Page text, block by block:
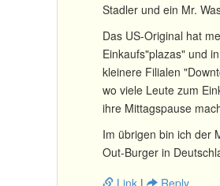
Stadler und ein Mr.
Das US-Original hat
Einkaufs"plazas" und
kleinere Filialen
wo viele Leute zum
ihre Mittagspause
Im übrigen bin ich der
Out-Burger in
Link | Reply